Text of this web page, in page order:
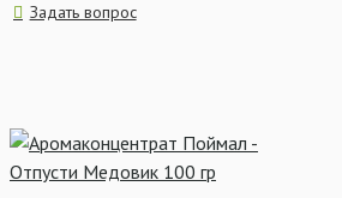
Задать вопрос